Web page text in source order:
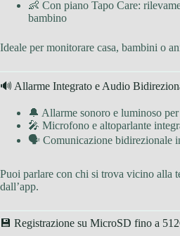
👶 Con piano Tapo Care:
bambino
Ideale per monitorare casa, bambini o
🔊 Allarme Integrato e Audio
🔔 Allarme sonoro e luminoso
🎤 Microfono e altoparlante
🗣 Comunicazione bidirezionale
Puoi parlare con chi si trova vicino alla
dall’app.
💾 Registrazione su MicroSD fino a